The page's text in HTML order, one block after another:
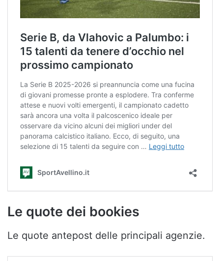
Le quote dei bookies
Le quote antepost delle principali agenzie.